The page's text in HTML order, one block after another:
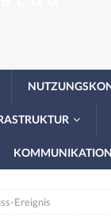
KOMMUNIKATION
Ereignis